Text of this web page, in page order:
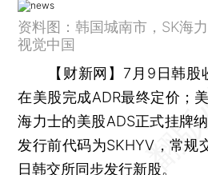
资料图：韩国城南市，SK海
视觉中国
【财新网】 7月9日韩股
在美股完成ADR最终定价；
海力士的美股ADS正式挂牌
发行前代码为SKHYV，常规
日韩交所同步发行新股。